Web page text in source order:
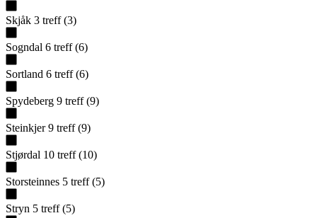
Skjåk 3 treff (3)
Sogndal 6 treff (6)
Sortland 6 treff (6)
Spydeberg 9 treff (9)
Steinkjer 9 treff (9)
Stjørdal 10 treff (10)
Storsteinnes 5 treff (5)
Stryn 5 treff (5)